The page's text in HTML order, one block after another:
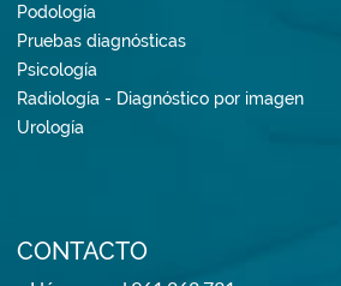
Podología
Pruebas diagnósticas
Psicología
Radiología - Diagnóstico por imagen
Urología
CONTACTO